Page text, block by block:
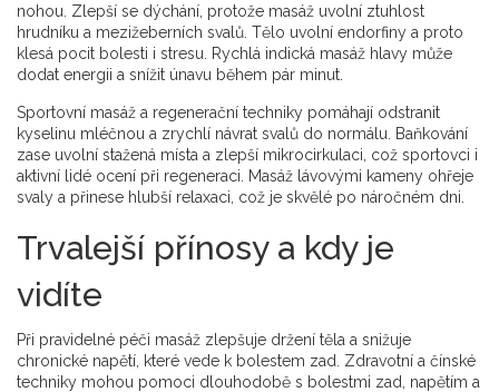
nohou. Zlepší se dýchání, protože masáž uvolní ztuhlost
hrudníku a mezižeberních svalů. Tělo uvolní endorfiny a proto
klesá pocit bolesti i stresu. Rychlá indická masáž hlavy může
dodat energii a snížit únavu během pár minut.
Sportovní masáž a regenerační techniky pomáhají odstranit
kyselinu mléčnou a zrychlí návrat svalů do normálu. Baňkování
zase uvolní stažená místa a zlepší mikrocirkulaci, což sportovci i
aktivní lidé ocení při regeneraci. Masáž lávovými kameny ohřeje
svaly a přinese hlubší relaxaci, což je skvělé po náročném dni.
Trvalejší přínosy a kdy je
vidíte
Při pravidelné péči masáž zlepšuje držení těla a snižuje
chronické napětí, které vede k bolestem zad. Zdravotní a čínské
techniky mohou pomoci dlouhodobě s bolestmi zad, napětím a